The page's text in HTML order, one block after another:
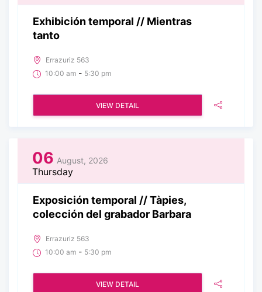
Exhibición temporal // Mientras
tanto
Errazuriz 563
10:00 am - 5:30 pm
VIEW DETAIL
06 August, 2026
Thursday
Exposición temporal // Tàpies,
colección del grabador Barbara
Errazuriz 563
10:00 am - 5:30 pm
VIEW DETAIL